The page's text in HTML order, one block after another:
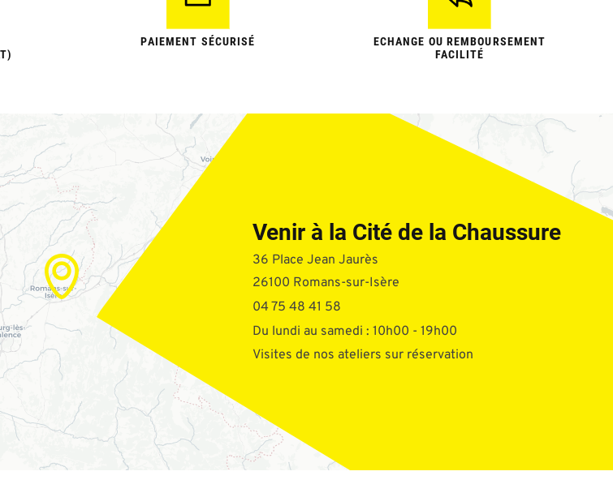
PAIEMENT SÉCURISÉ
ECHANGE OU REMBOURSEMENT
FACILITÉ
Venir à la Cité de la Chaussure
36 Place Jean Jaurès
26100 Romans-sur-Isère
04 75 48 41 58
Du lundi au samedi : 10h00 - 19h00
Visites de nos ateliers sur réservation